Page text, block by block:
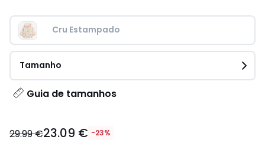
Cru Estampado
Tamanho
Guia de tamanhos
€
29.99 €23.09 € -23%